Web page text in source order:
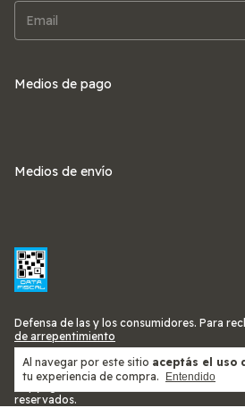
Al navegar por este sitio aceptás el uso
tu experiencia de compra.
Entendido
Medios de pago
Medios de envío
Defensa de las y los consumidores. Para
de arrepentimiento
Copyright LEMBÚ SAFETY - 20925262596
reservados.